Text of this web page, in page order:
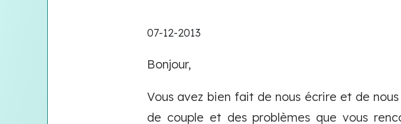
07-12-2013
Bonjour,
Vous avez bien fait de nous écrire et de
de couple et des problèmes que vous